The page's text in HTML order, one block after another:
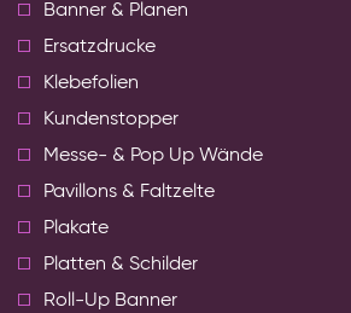
Banner & Planen
Ersatzdrucke
Klebefolien
Kundenstopper
Messe- & Pop Up Wände
Pavillons & Faltzelte
Plakate
Platten & Schilder
Roll-Up Banner